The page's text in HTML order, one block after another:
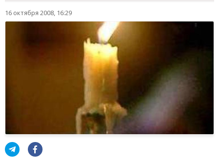
16 октября 2008, 16:29